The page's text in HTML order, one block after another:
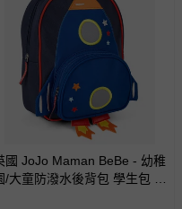
國 JoJo Maman BeBe - 幼稚
/大童防潑水後背包 學生包 旅